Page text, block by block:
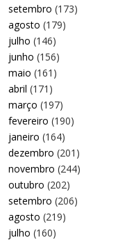
setembro (173)
agosto (179)
julho (146)
junho (156)
maio (161)
abril (171)
março (197)
fevereiro (190)
janeiro (164)
dezembro (201)
novembro (244)
outubro (202)
setembro (206)
agosto (219)
julho (160)